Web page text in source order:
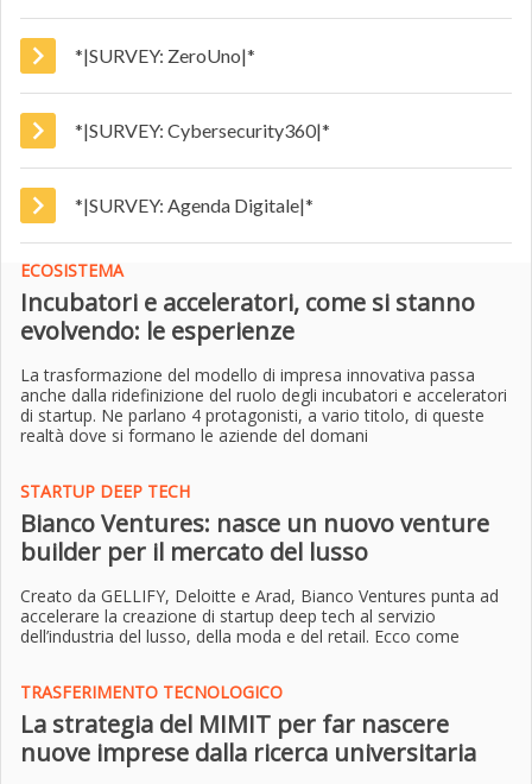
*|SURVEY: ZeroUno|*
*|SURVEY: Cybersecurity360|*
*|SURVEY: Agenda Digitale|*
ECOSISTEMA
Incubatori e acceleratori, come si stanno
evolvendo: le esperienze
La trasformazione del modello di impresa innovativa passa
anche dalla ridefinizione del ruolo degli incubatori e acceleratori
di startup. Ne parlano 4 protagonisti, a vario titolo, di queste
realtà dove si formano le aziende del domani
STARTUP DEEP TECH
Bianco Ventures: nasce un nuovo venture
builder per il mercato del lusso
Creato da GELLIFY, Deloitte e Arad, Bianco Ventures punta ad
accelerare la creazione di startup deep tech al servizio
dell’industria del lusso, della moda e del retail. Ecco come
TRASFERIMENTO TECNOLOGICO
La strategia del MIMIT per far nascere
nuove imprese dalla ricerca universitaria